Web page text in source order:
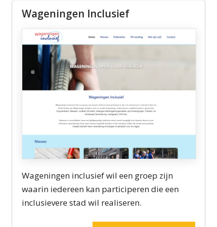
Wageningen Inclusief
Wageningen inclusief wil een groep zijn
waarin iedereen kan participeren die een
inclusievere stad wil realiseren.